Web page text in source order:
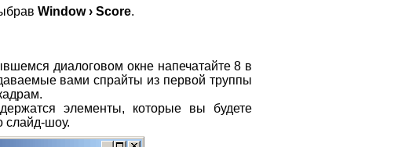
Window › Score.
диалоговом окне напечатайте 8 в
вами спрайты из первой труппы
элементы, которые вы будете
слайд-шоу.